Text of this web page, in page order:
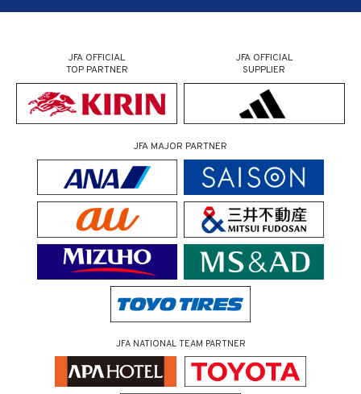
JFA OFFICIAL
TOP PARTNER
JFA OFFICIAL
SUPPLIER
JFA MAJOR PARTNER
JFA NATIONAL TEAM PARTNER